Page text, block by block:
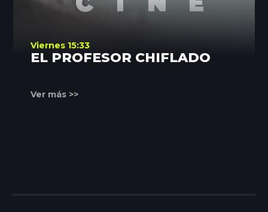
Viernes 15:33
EL PROFESOR CHIFLADO
Ver más >>